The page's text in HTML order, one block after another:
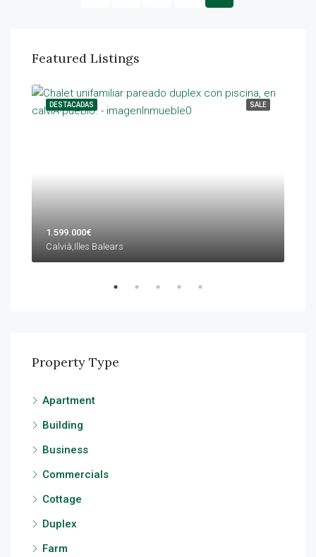
Featured Listings
SALE
DESTACADAS
1.599.000€
Calvià,Illes Balears
Property Type
Apartment
Building
Business
Commercials
Cottage
Duplex
Farm